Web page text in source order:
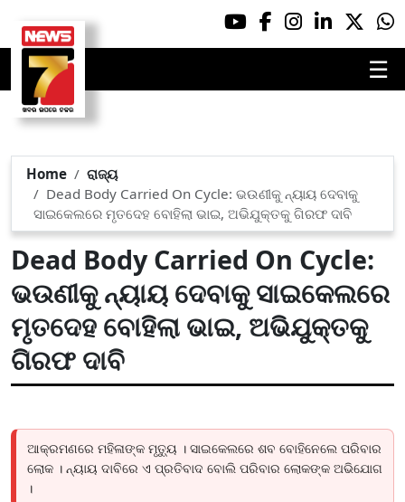
☰
Home
ରାଜ୍ୟ
Dead Body Carried On Cycle: ଭଉଣୀକୁ ନ୍ୟାୟ ଦେବାକୁ
ସାଇକେଲରେ ମୃତଦେହ ବୋହିଲା ଭାଇ, ଅଭିଯୁକ୍ତକୁ ଗିରଫ ଦାବି
Dead Body Carried On Cycle:
ଭଉଣୀକୁ ନ୍ୟାୟ ଦେବାକୁ ସାଇକେଲରେ
ମୃତଦେହ ବୋହିଲା ଭାଇ, ଅଭିଯୁକ୍ତକୁ
ଗିରଫ ଦାବି
ଆକ୍ରମଣରେ ମହିଳାଙ୍କ ମୃତ୍ୟୁ । ସାଇକେଲରେ ଶବ ବୋହିନେଲେ ପରିବାର
ଲୋକ । ନ୍ୟାୟ ଦାବିରେ ଏ ପ୍ରତିବାଦ ବୋଲି ପରିବାର ଲୋକଙ୍କ ଅଭିଯୋଗ
।